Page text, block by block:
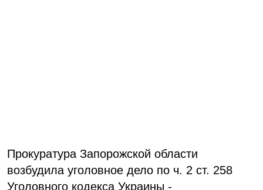
Прокуратура Запорожской области
возбудила уголовное дело по ч. 2 ст. 258
Уголовного кодекса Украины -